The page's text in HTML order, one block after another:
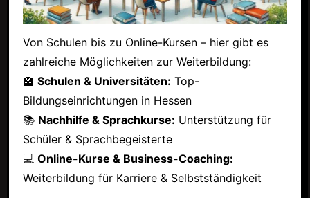
Von Schulen bis zu Online-Kursen – hier gibt es
zahlreiche Möglichkeiten zur Weiterbildung:
🏫 Schulen & Universitäten: Top-
Bildungseinrichtungen in Hessen
📚 Nachhilfe & Sprachkurse: Unterstützung für
Schüler & Sprachbegeisterte
💻 Online-Kurse & Business-Coaching:
Weiterbildung für Karriere & Selbstständigkeit